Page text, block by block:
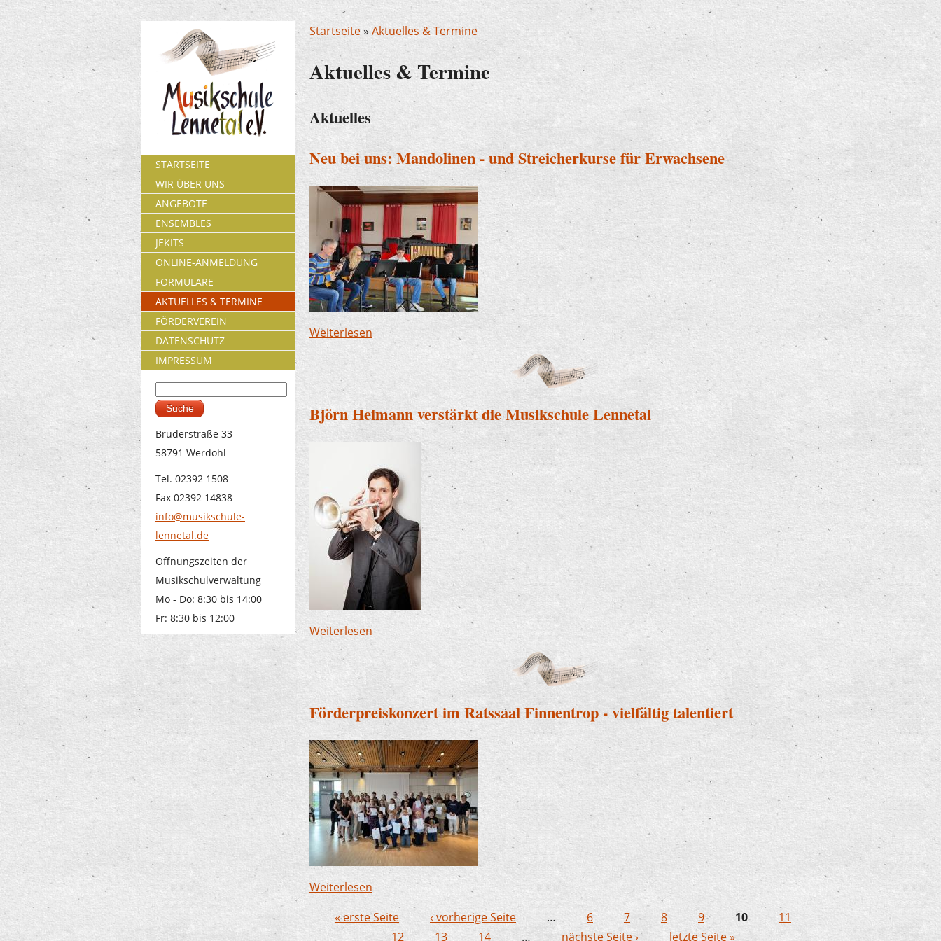
Startseite»Aktuelles & Termine
Aktuelles & Termine
Aktuelles
Neu bei uns: Mandolinen - und Streicherkurse für Erwachsene
Weiterlesen über Neu bei uns: Mandolinen - und Streicherkurse für Erwachsene
Björn Heimann verstärkt die Musikschule Lennetal
Weiterlesen über Björn Heimann verstärkt die Musikschule Lennetal
Förderpreiskonzert im Ratssaal Finnentrop - vielfältig talentiert
Weiterlesen über Förderpreiskonzert im Ratssaal Finnentrop - vielfältig talentiert
Seiten
« erste Seite ‹ vorherige Seite … 6 7 8 9 10
11
12
13 14 … nächste Seite › letzte Seite »
STARTSEITE
WIR ÜBER UNS
ANGEBOTE
ENSEMBLES
JEKITS
ONLINE-ANMELDUNG
FORMULARE
AKTUELLES & TERMINE
FÖRDERVEREIN
DATENSCHUTZ
IMPRESSUM
Suchformular
Brüderstraße 33
58791 Werdohl
Tel. 02392 1508
Fax 02392 14838
info@musikschule-
lennetal.de
Öffnungszeiten der
Musikschulverwaltung
Mo - Do: 8:30 bis 14:00
Fr: 8:30 bis 12:00